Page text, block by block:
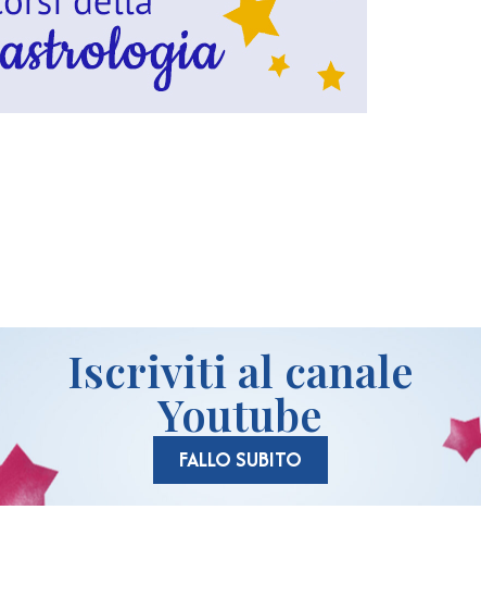
Iscriviti al canale
Youtube
FALLO SUBITO